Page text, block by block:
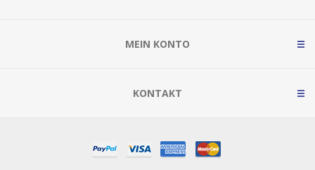
MEIN KONTO
KONTAKT